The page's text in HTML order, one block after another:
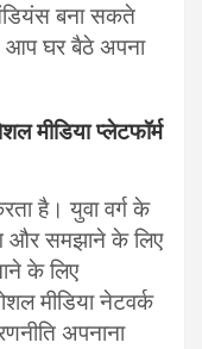
बना सकते
आप घर बैठे अपना
मीडिया प्लेटफॉर्म
है। युवा वर्ग के
और समझाने के लिए
के लिए
मीडिया नेटवर्क
अपनाना